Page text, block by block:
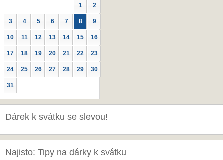
1 2
3 4 5 6 7 8 9
10 11 12 13 14 15 16
17 18 19 20 21 22 23
24 25 26 27 28 29 30
31
Dárek k svátku se slevou!
Najisto: Tipy na dárky k svátku